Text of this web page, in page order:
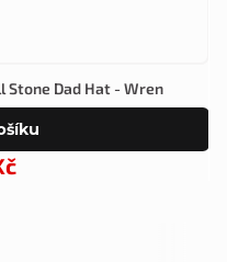
Stone Dad Hat - Wren